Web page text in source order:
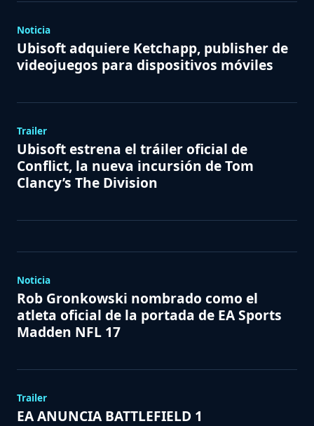
Noticia
Ubisoft adquiere Ketchapp, publisher de
videojuegos para dispositivos móviles
Trailer
Ubisoft estrena el tráiler oficial de
Conflict, la nueva incursión de Tom
Clancy’s The Division
Noticia
Rob Gronkowski nombrado como el
atleta oficial de la portada de EA Sports
Madden NFL 17
Trailer
EA ANUNCIA BATTLEFIELD 1